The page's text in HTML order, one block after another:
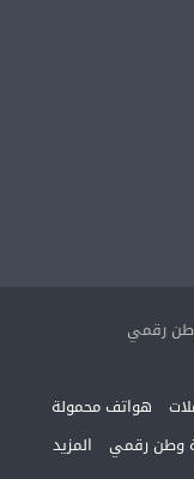
هواتف محمولة
وطن رقمي المزيد